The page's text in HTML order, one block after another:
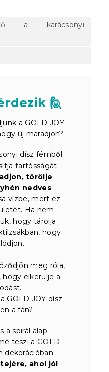
a karácsonyi
🙋
a GOLD JOY
új maradjon?
dísz fémből
tartósságát.
törölje
nedves
vízbe, mert ez
Ha nem
hogy tárolja
hogy
meg róla,
hogy elkerülje a
GOLD JOY dísz
a fán?
a spirál alap
teszi a GOLD
dekorációban.
ahol jól